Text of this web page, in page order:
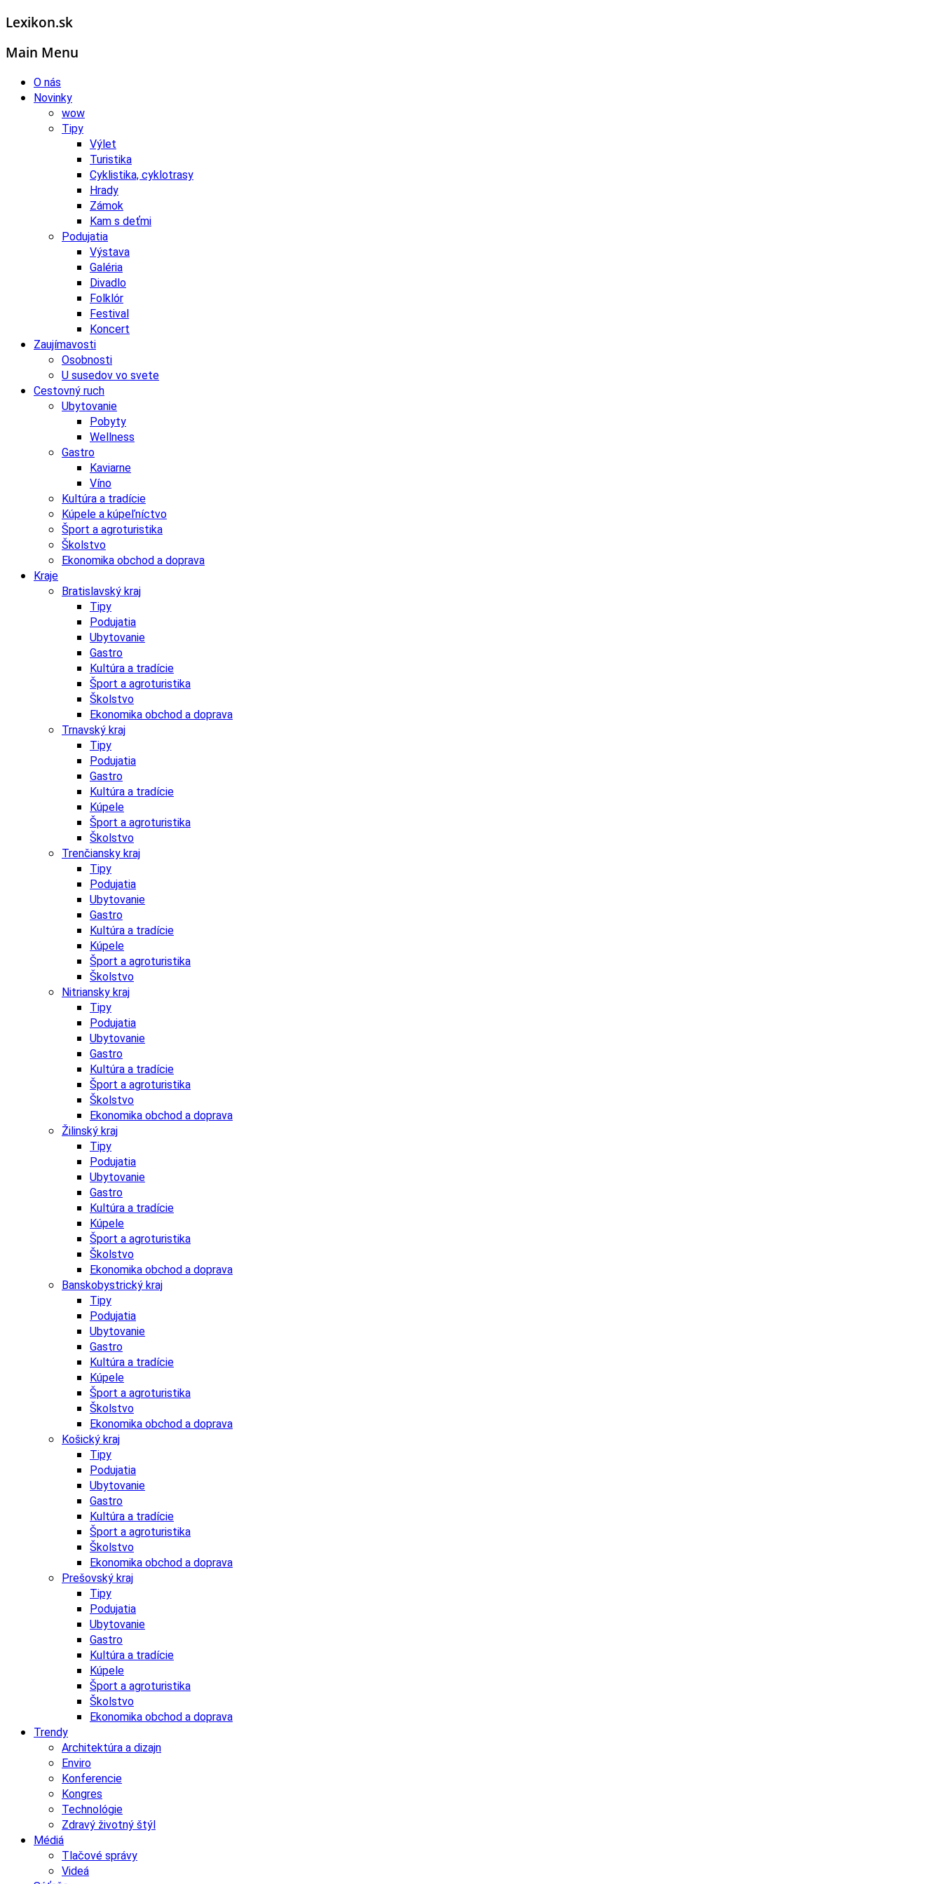
Lexikon.sk
Main Menu
O nás
Novinky
wow
Tipy
Výlet
Turistika
Cyklistika, cyklotrasy
Hrady
Zámok
Kam s deťmi
Podujatia
Výstava
Galéria
Divadlo
Folklór
Festival
Koncert
Zaujímavosti
Osobnosti
U susedov vo svete
Cestovný ruch
Ubytovanie
Pobyty
Wellness
Gastro
Kaviarne
Víno
Kultúra a tradície
Kúpele a kúpeľníctvo
Šport a agroturistika
Školstvo
Ekonomika obchod a doprava
Kraje
Bratislavský kraj
Tipy
Podujatia
Ubytovanie
Gastro
Kultúra a tradície
Šport a agroturistika
Školstvo
Ekonomika obchod a doprava
Trnavský kraj
Tipy
Podujatia
Gastro
Kultúra a tradície
Kúpele
Šport a agroturistika
Školstvo
Trenčiansky kraj
Tipy
Podujatia
Ubytovanie
Gastro
Kultúra a tradície
Kúpele
Šport a agroturistika
Školstvo
Nitriansky kraj
Tipy
Podujatia
Ubytovanie
Gastro
Kultúra a tradície
Šport a agroturistika
Školstvo
Ekonomika obchod a doprava
Žilinský kraj
Tipy
Podujatia
Ubytovanie
Gastro
Kultúra a tradície
Kúpele
Šport a agroturistika
Školstvo
Ekonomika obchod a doprava
Banskobystrický kraj
Tipy
Podujatia
Ubytovanie
Gastro
Kultúra a tradície
Kúpele
Šport a agroturistika
Školstvo
Ekonomika obchod a doprava
Košický kraj
Tipy
Podujatia
Ubytovanie
Gastro
Kultúra a tradície
Šport a agroturistika
Školstvo
Ekonomika obchod a doprava
Prešovský kraj
Tipy
Podujatia
Ubytovanie
Gastro
Kultúra a tradície
Kúpele
Šport a agroturistika
Školstvo
Ekonomika obchod a doprava
Trendy
Architektúra a dizajn
Enviro
Konferencie
Kongres
Technológie
Zdravý životný štýl
Médiá
Tlačové správy
Videá